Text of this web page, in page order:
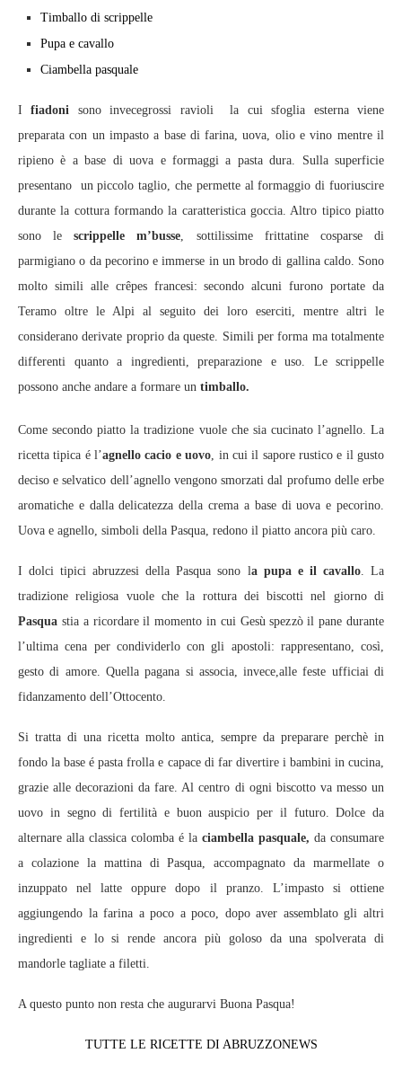
Timballo di scrippelle
Pupa e cavallo
Ciambella pasquale
Ifiadoni sono invecegrossi ravioli la cui sfoglia esterna viene
preparata con un impasto a base di farina, uova, olio e vino mentre il
ripieno è a base di uova e formaggi a pasta dura. Sulla superficie
presentano un piccolo taglio, che permette al formaggio di fuoriuscire
durante la cottura formando la caratteristica goccia. Altro tipico piatto
sono le scrippelle m’busse, sottilissime frittatine cosparse di
parmigiano o da pecorino e immerse in un brodo di gallina caldo. Sono
molto simili alle crêpes francesi: secondo alcuni furono portate da
Teramo oltre le Alpi al seguito dei loro eserciti, mentre altri le
considerano derivate proprio da queste. Simili per forma ma totalmente
differenti quanto a ingredienti, preparazione e uso. Le scrippelle
possono anche andare a formare un timballo.
Come secondo piatto la tradizione vuole che sia cucinato l’agnello. La
ricetta tipica é l’agnello cacio e uovo, in cui il sapore rustico e il gusto
deciso e selvatico dell’agnello vengono smorzati dal profumo delle erbe
aromatiche e dalla delicatezza della crema a base di uova e pecorino.
Uova e agnello, simboli della Pasqua, redono il piatto ancora più caro.
I dolci tipici abruzzesi della Pasqua sono la pupa e il cavallo. La
tradizione religiosa vuole che la rottura dei biscotti nel giorno di
Pasqua stia a ricordare il momento in cui Gesù spezzò il pane durante
l’ultima cena per condividerlo con gli apostoli: rappresentano, così,
gesto di amore. Quella pagana si associa, invece,alle feste ufficiai di
fidanzamento dell’Ottocento.
Si tratta di una ricetta molto antica, sempre da preparare perchè in
fondo la base é pasta frolla e capace di far divertire i bambini in cucina,
grazie alle decorazioni da fare. Al centro di ogni biscotto va messo un
uovo in segno di fertilità e buon auspicio per il futuro. Dolce da
alternare alla classica colomba é la ciambella pasquale, da consumare
a colazione la mattina di Pasqua, accompagnato da marmellate o
inzuppato nel latte oppure dopo il pranzo. L’impasto si ottiene
aggiungendo la farina a poco a poco, dopo aver assemblato gli altri
ingredienti e lo si rende ancora più goloso da una spolverata di
mandorle tagliate a filetti.
A questo punto non resta che augurarvi Buona Pasqua!
TUTTE LE RICETTE DI ABRUZZONEWS